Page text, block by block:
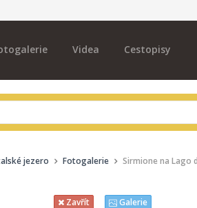
Videa Cestopisy
jezero Fotogalerie Sirmione na Lago
Zavřít Galerie